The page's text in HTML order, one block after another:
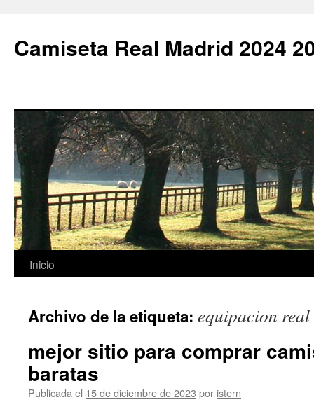
Camiseta Real Madrid 2024
Saltar
contenido
Inicio
Archivo de la etiqueta: equipacion
mejor sitio para comprar
baratas
Publicada el 15 de diciembre de 2023 por istern